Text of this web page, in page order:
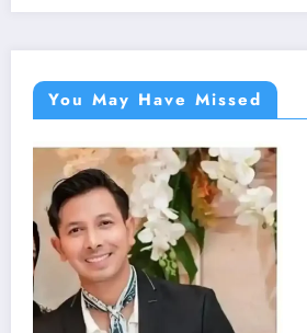
You May Have Missed
OLAHRAGA